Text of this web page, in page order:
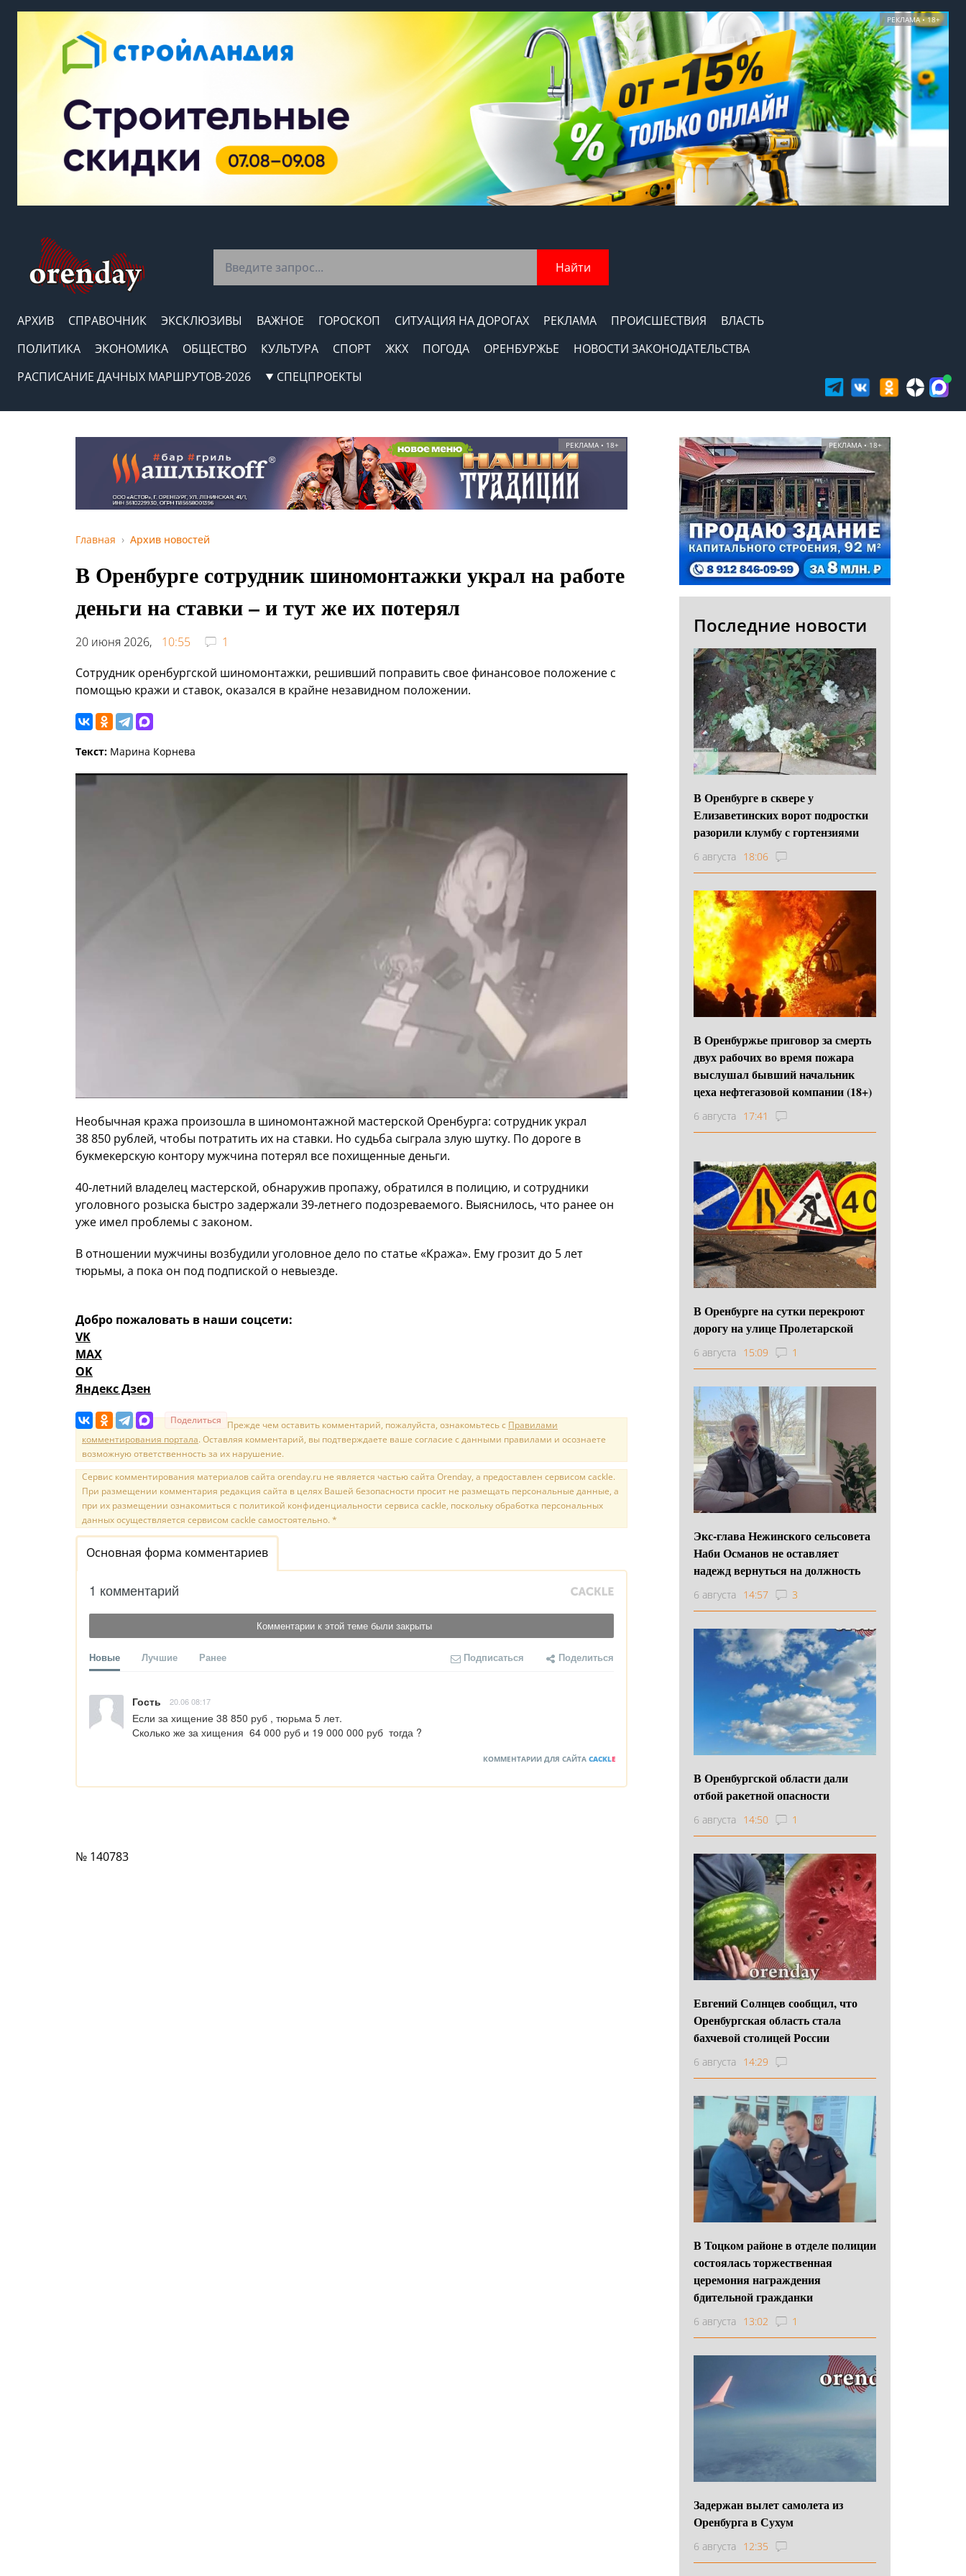
РЕКЛАМА • 18+
Найти
АРХИВ СПРАВОЧНИК ЭКСКЛЮЗИВЫ ВАЖНОЕ ГОРОСКОП СИТУАЦИЯ НА ДОРОГАХ РЕКЛАМА ПРОИСШЕСТВИЯ
ВЛАСТЬ
ПОЛИТИКА
ЭКОНОМИКА ОБЩЕСТВО КУЛЬТУРА СПОРТ ЖКХ ПОГОДА ОРЕНБУРЖЬЕ
НОВОСТИ ЗАКОНОДАТЕЛЬСТВА
РАСПИСАНИЕ ДАЧНЫХ МАРШРУТОВ-2026
СПЕЦПРОЕКТЫ
РЕКЛАМА • 18+
Главная Архив новостей
В Оренбурге сотрудник шиномонтажки украл на работе
деньги на ставки – и тут же их потерял
20 июня 2026, 10:55
1
Сотрудник оренбургской шиномонтажки, решивший поправить свое финансовое положение с
помощью кражи и ставок, оказался в крайне незавидном положении.
Текст: Марина Корнева
Необычная кража произошла в шиномонтажной мастерской Оренбурга: сотрудник украл
38 850 рублей, чтобы потратить их на ставки. Но судьба сыграла злую шутку. По дороге в
букмекерскую контору мужчина потерял все похищенные деньги.
40‑летний владелец мастерской, обнаружив пропажу, обратился в полицию, и сотрудники
уголовного розыска быстро задержали 39‑летнего подозреваемого. Выяснилось, что ранее он
уже имел проблемы с законом.
В отношении мужчины возбудили уголовное дело по статье «Кража». Ему грозит до 5 лет
тюрьмы, а пока он под подпиской о невыезде.
Добро пожаловать в наши соцсети:
VK
MAX
OK
Яндекс Дзен
Поделиться Прежде чем оставить комментарий, пожалуйста, ознакомьтесь с Правилами
комментирования портала. Оставляя комментарий, вы подтверждаете ваше согласие с данными правилами и осознаете
возможную ответственность за их нарушение.
Сервис комментирования материалов сайта orenday.ru не является частью сайта Orenday, а предоставлен сервисом cackle.
При размещении комментария редакция сайта в целях Вашей безопасности просит не размещать персональные данные, а
при их размещении ознакомиться с политикой конфиденциальности сервиса cackle, поскольку обработка персональных
данных осуществляется сервисом cackle самостоятельно. *
Основная форма комментариев
1 комментарий
Комментарии к этой теме были закрыты
Новые Лучшие Ранее Подписаться Поделиться
Гость 20.06 08:17
Если за хищение 38 850 руб , тюрьма 5 лет.
Сколько же за хищения  64 000 руб и 19 000 000 руб  тогда ?
КОММЕНТАРИИ ДЛЯ САЙТА CACKLE
№ 140783
РЕКЛАМА • 18+
Последние новости
В Оренбурге в сквере у
Елизаветинских ворот подростки
разорили клумбу с гортензиями
6 августа 18:06
В Оренбуржье приговор за смерть
двух рабочих во время пожара
выслушал бывший начальник
цеха нефтегазовой компании (18+)
6 августа 17:41
В Оренбурге на сутки перекроют
дорогу на улице Пролетарской
6 августа 15:09 1
Экс-глава Нежинского сельсовета
Наби Османов не оставляет
надежд вернуться на должность
6 августа 14:57 3
В Оренбургской области дали
отбой ракетной опасности
6 августа 14:50 1
Евгений Солнцев сообщил, что
Оренбургская область стала
бахчевой столицей России
6 августа 14:29
В Тоцком районе в отделе полиции
состоялась торжественная
церемония награждения
бдительной гражданки
6 августа 13:02 1
Задержан вылет самолета из
Оренбурга в Сухум
6 августа 12:35